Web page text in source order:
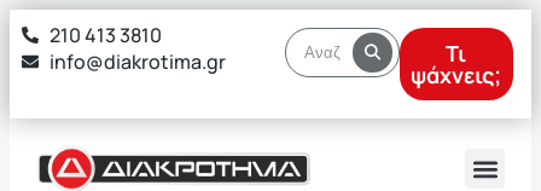
στο
περιεχόμενο
210 413 3810
info@diakrotima.gr
Τι
ψάχνεις;